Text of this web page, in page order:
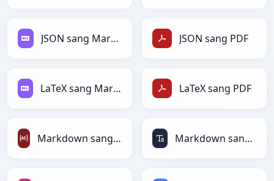
JSON sang Markdown JSON sang PDF
LaTeX sang Markdown LaTeX sang PDF
Markdown sang ActionScript Markdown sang ASCII